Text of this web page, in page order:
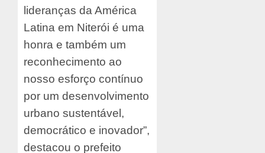
lideranças da América
Latina em Niterói é uma
honra e também um
reconhecimento ao
nosso esforço contínuo
por um desenvolvimento
urbano sustentável,
democrático e inovador”,
destacou o prefeito